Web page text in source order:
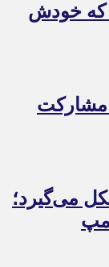
که خودش
مشارکت
می‌گیرد؛